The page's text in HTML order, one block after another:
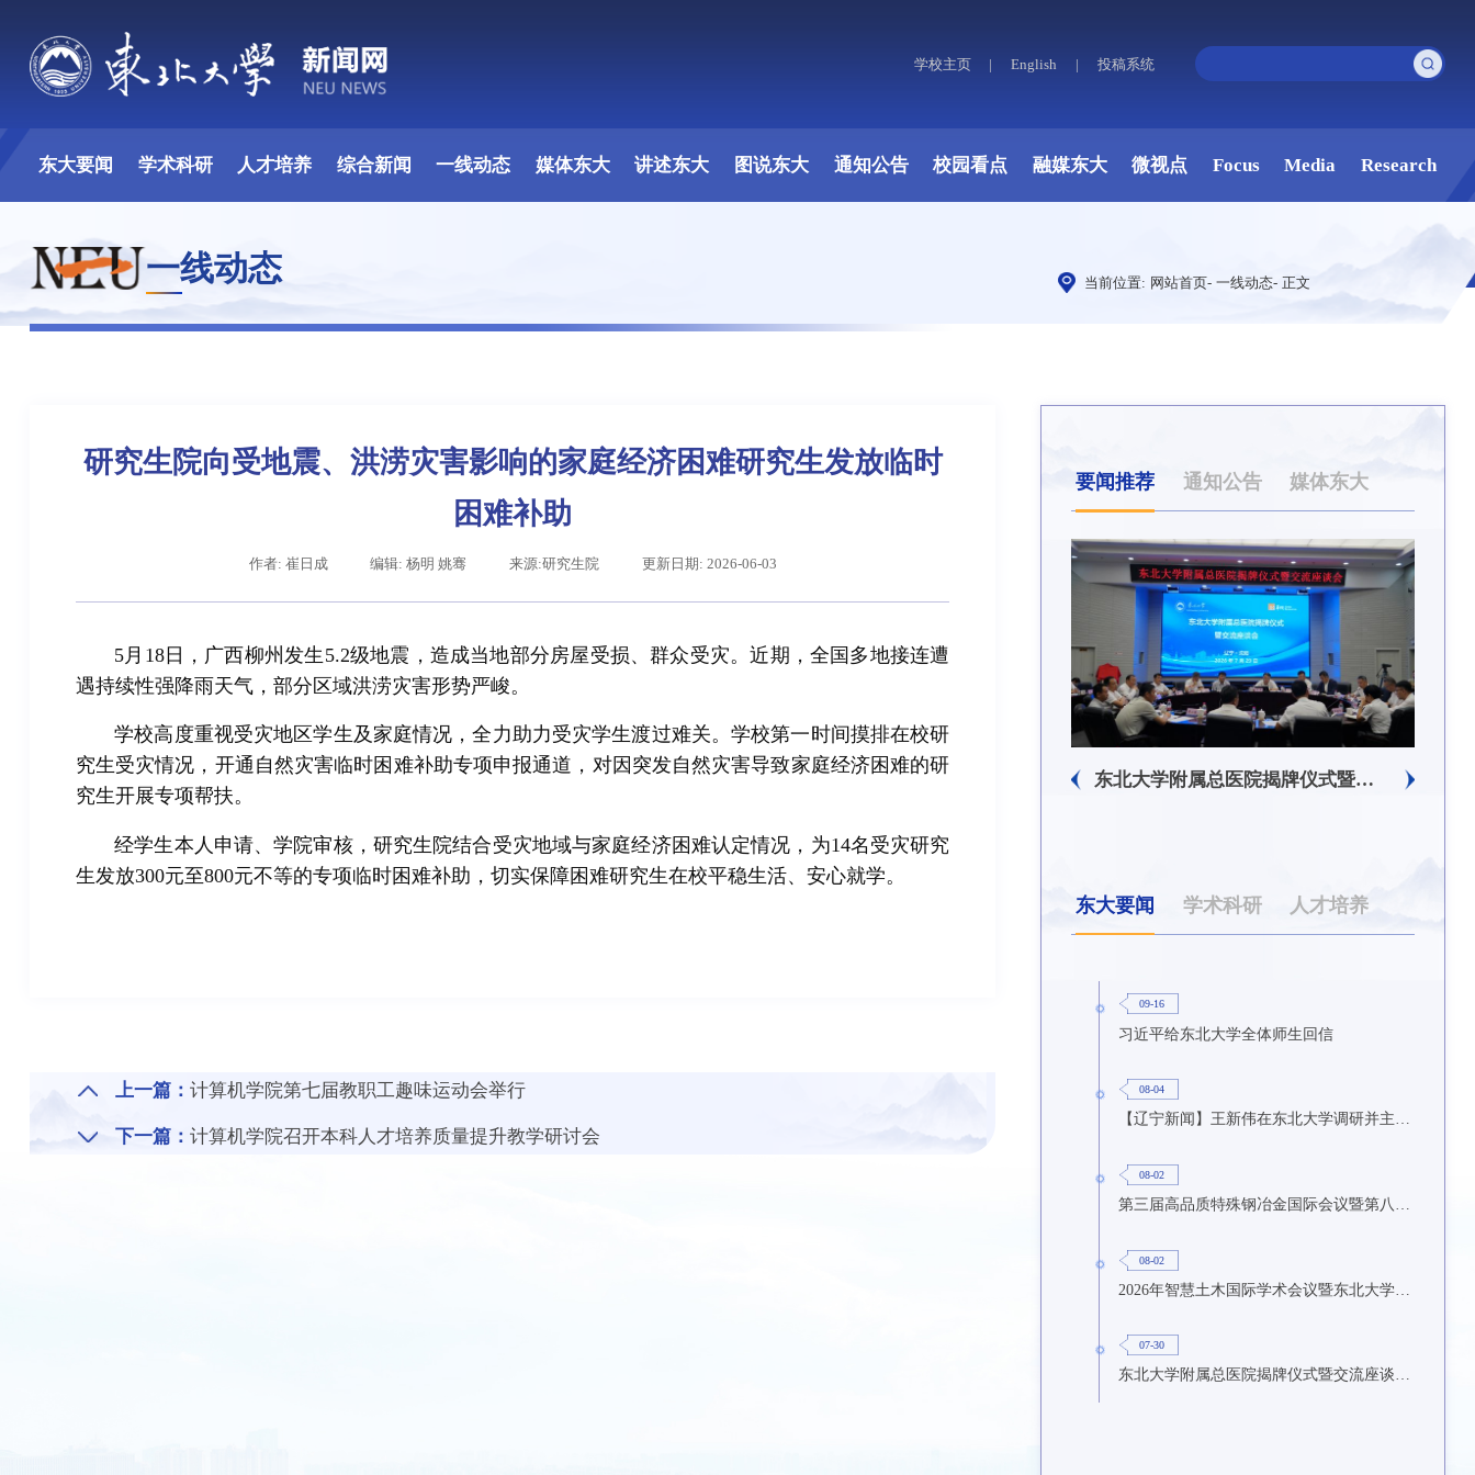
学校主页 | English | 投稿系统
东大要闻 学术科研 人才培养 综合新闻 一线动态 媒体东大 讲述东大 图说东大 通知公告 校园看点 融媒东大 微视点 Focus Media Research
一线动态 当前位置: 网站首页- 一线动态- 正文
研究生院向受地震、洪涝灾害影响的家庭经济困难研究生发放临时
困难补助
作者: 崔日成 编辑: 杨明 姚骞 来源:研究生院 更新日期: 2026-06-03
5月18日，广西柳州发生5.2级地震，造成当地部分房屋受损、群众受灾。近期，全国多地接连遭
遇持续性强降雨天气，部分区域洪涝灾害形势严峻。
学校高度重视受灾地区学生及家庭情况，全力助力受灾学生渡过难关。学校第一时间摸排在校研
究生受灾情况，开通自然灾害临时困难补助专项申报通道，对因突发自然灾害导致家庭经济困难的研
究生开展专项帮扶。
经学生本人申请、学院审核，研究生院结合受灾地域与家庭经济困难认定情况，为14名受灾研究
生发放300元至800元不等的专项临时困难补助，切实保障困难研究生在校平稳生活、安心就学。
上一篇： 计算机学院第七届教职工趣味运动会举行
下一篇： 计算机学院召开本科人才培养质量提升教学研讨会
要闻推荐 通知公告 媒体东大
辽宁省卓越工程师培养联合体在东北大学成立 习近平给东北大学全体师生回信 东北大学附属总医院揭牌仪式暨交流座谈会举行
东大要闻 学术科研 人才培养
09-16
习近平给东北大学全体师生回信
08-04
【辽宁新闻】王新伟在东北大学调研并主持召开座谈会
08-02
08-02
07-30
东北大学附属总医院揭牌仪式暨交流座谈会举行